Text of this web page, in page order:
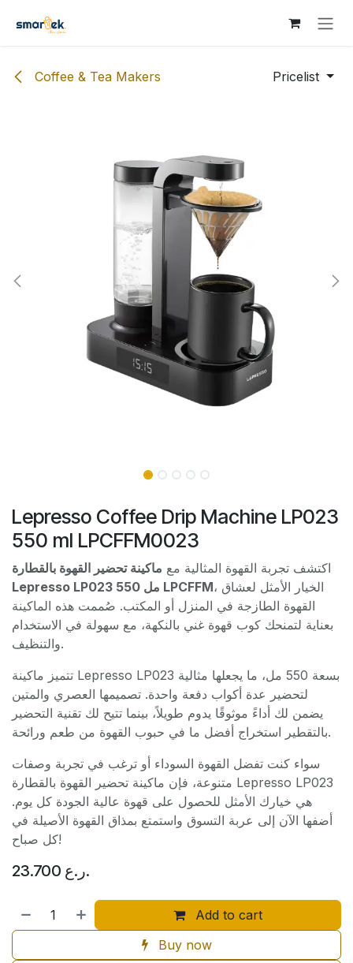
Coffee & Tea Makers Pricelist
Lepresso Coffee Drip Machine LP023
550 ml LPCFFM0023
اكتشف تجربة القهوة المثالية مع ماكينة تحضير القهوة بالقطارة
Lepresso LP023 550 مل LPCFFM، الخيار الأمثل لعشاق
القهوة الطازجة في المنزل أو المكتب. صُممت هذه الماكينة
بعناية لتمنحك كوب قهوة غني بالنكهة، مع سهولة في الاستخدام
والتنظيف.
تتميز ماكينة Lepresso LP023 بسعة 550 مل، ما يجعلها مثالية
لتحضير عدة أكواب دفعة واحدة. تصميمها العصري والمتين
يضمن لك أداءً موثوقًا يدوم طويلاً، بينما تتيح لك تقنية التحضير
بالتقطير استخراج أفضل ما في حبوب القهوة من طعم ورائحة.
سواء كنت تفضل القهوة السوداء أو ترغب في تجربة وصفات
متنوعة، فإن ماكينة تحضير القهوة بالقطارة Lepresso LP023
هي خيارك الأمثل للحصول على قهوة عالية الجودة كل يوم.
أضفها الآن إلى عربة التسوق واستمتع بمذاق القهوة الأصيلة في
كل صباح!
23.700 ر.ع.
Add to cart
Buy now